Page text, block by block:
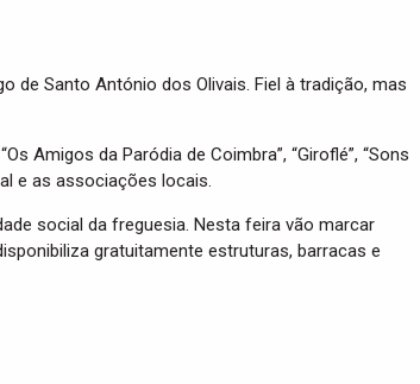
de Santo António dos Olivais. Fiel à tradição, mas
Amigos da Paródia de Coimbra”, “Giroflé”, “Sons
e as associações locais.
social da freguesia. Nesta feira vão marcar
gratuitamente estruturas, barracas e